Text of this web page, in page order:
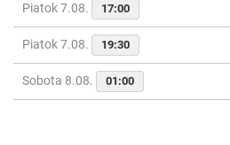
Piatok 7.08. 17:00
Piatok 7.08. 19:30
Sobota 8.08. 01:00